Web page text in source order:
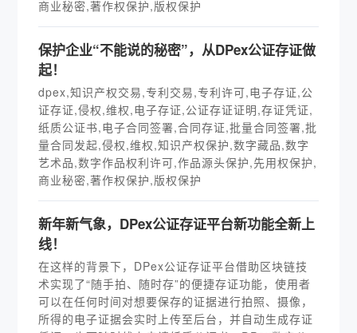
商业秘密,著作权保护,版权保护
保护企业“不能说的秘密”，从DPex公证存证做
起！
dpex,知识产权交易,专利交易,专利许可,电子存证,公
证存证,侵权,维权,电子存证,公证存证证明,存证凭证,
纸质公证书,电子合同签署,合同存证,批量合同签署,批
量合同发起,侵权,维权,知识产权保护,数字藏品,数字
艺术品,数字作品权利许可,作品源头保护,先用权保护,
商业秘密,著作权保护,版权保护
新年新气象，DPex公证存证平台新功能全新上
线！
在这样的背景下，DPex公证存证平台借助区块链技
术实现了“随手拍、随时存”的便捷存证功能，使用者
可以在任何时间对想要保存的证据进行拍照、摄像，
所得的电子证据会实时上传至后台，并自动生成存证